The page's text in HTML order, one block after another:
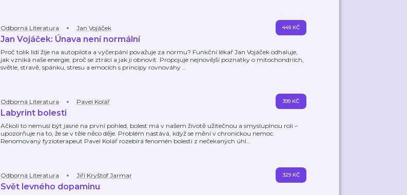
Odborná Literatura Jan Vojáček
Jan Vojáček: Únava není normální
Proč tolik lidí žije na autopilota a vyčerpání považuje za normu? Funkční lékař Jan Vojáček odhaluje,
jak vzniká naše energie, proč se ztrácí a jak ji obnovit. Propojuje nejnovější poznatky o mitochondriích,
světle, stravě, spánku, stresu a emocích s principy rovnováhy …
449 KČ
Odborná Literatura Pavel Kolář
Labyrint bolesti
Ačkoli to nemusí být jasné na první pohled, bolest má v našem životě užitečnou a smysluplnou roli –
upozorňuje na to, že se v těle něco děje. Problém nastává, když se mění v chronickou nemoc.
Renomovaný fyzioterapeut Pavel Kolář rozebírá fenomén bolesti z nečekaných úhl…
399 KČ
Odborná Literatura Jiří Kryštof Jarmar
Svět levného dopaminu
329 KČ